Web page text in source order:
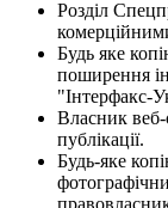
Розділ
Будь яке
поширення
"Інтерфакс-
Власник веб-
публікації.
Будь-яке